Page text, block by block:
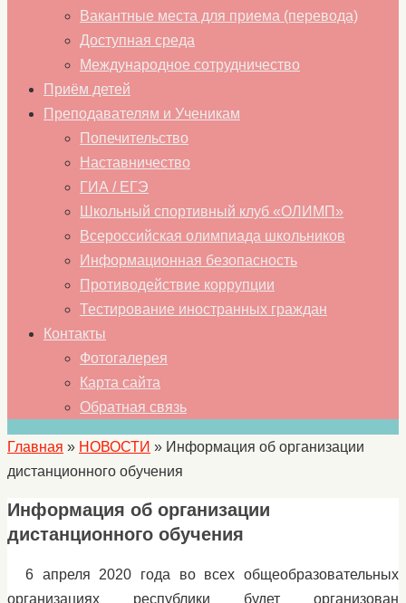
Вакантные места для приема (перевода)
Доступная среда
Международное сотрудничество
Приём детей
Преподавателям и Ученикам
Попечительство
Наставничество
ГИА / ЕГЭ
Школьный спортивный клуб «ОЛИМП»
Всероссийская олимпиада школьников
Информационная безопасность
Противодействие коррупции
Тестирование иностранных граждан
Контакты
Фотогалерея
Карта сайта
Обратная связь
Главная » НОВОСТИ » Информация об организации
дистанционного обучения
Информация об организации
дистанционного обучения
6 апреля 2020 года во всех общеобразовательных
организациях республики будет организован